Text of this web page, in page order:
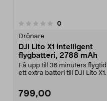
0recensioner
Drönare
DJI Lito X1 intelligent
flygbatteri, 2788 mAh
Få upp till 36 minuters
ett extra batteri till DJI Lito X1.
799,00
0.0 av 5 stjärnor